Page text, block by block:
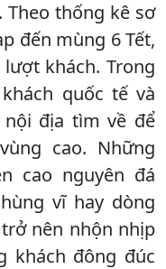
Theo thống kê sơ
đến mùng 6 Tết,
khách. Trong
quốc tế và
địa tìm về để
cao. Những
cao nguyên đá
vĩ hay dòng
nên nhộn nhịp
khách đông đúc